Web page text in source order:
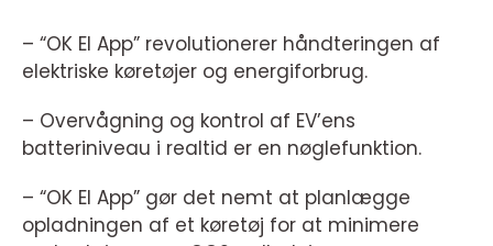
– “OK El App” revolutionerer håndteringen af
elektriske køretøjer og energiforbrug.
– Overvågning og kontrol af EV’ens
batteriniveau i realtid er en nøglefunktion.
– “OK El App” gør det nemt at planlægge
opladningen af et køretøj for at minimere